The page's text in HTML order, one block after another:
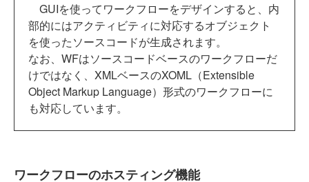
GUIを使ってワークフローをデザインすると、内
部的にはアクティビティに対応するオブジェクト
を使ったソースコードが生成されます。
なお、WFはソースコードベースのワークフローだ
けではなく、XMLベースのXOML（Extensible
Object Markup Language）形式のワークフローに
も対応しています。
ワークフローのホスティング機能